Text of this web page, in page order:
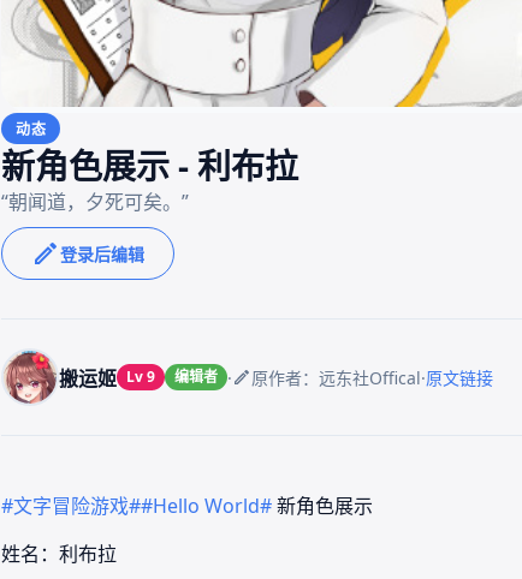
动态
新角色展示 - 利布拉
登录后编辑
搬运姬 Lv 9 编辑者 · 原作者：远东社Offical·原文链接
#文字冒险游戏##Hello World#新角色展示
姓名：利布拉